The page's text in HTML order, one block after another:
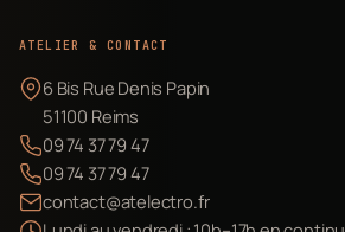
ATELIER & CONTACT
6 Bis Rue Denis Papin
51100 Reims
09 74 37 79 47
09 74 37 79 47
contact@atelectro.fr